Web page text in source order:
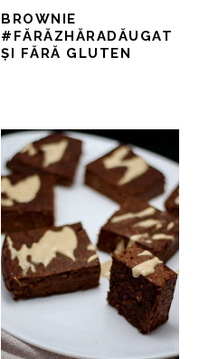
BROWNIE
#FĂRĂZHĂRADĂUGAT
ȘI FĂRĂ GLUTEN